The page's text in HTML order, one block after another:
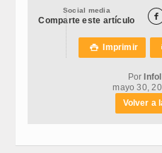
Social media
Comparte este artículo 
 Imprimir
Por
mayo 30,
Volver a